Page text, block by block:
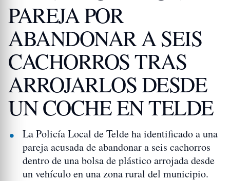
PAREJA POR
ABANDONAR A SEIS
CACHORROS TRAS
ARROJARLOS DESDE
UN COCHE EN TELDE
La Policía Local de Telde ha identificado a una
pareja acusada de abandonar a seis cachorros
dentro de una bolsa de plástico arrojada desde
un vehículo en una zona rural del municipio.